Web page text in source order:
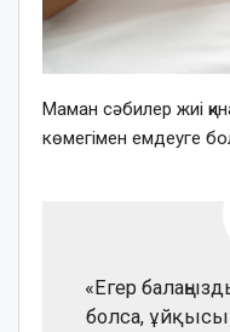
Маман сәбилер жиі
көмегімен емдеуге
«Егер
болса, ұйқысы